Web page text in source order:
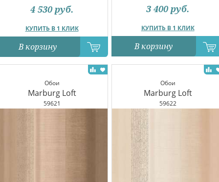
КУПИТЬ В 1 КЛИК
4 530 руб.
В корзину
КУПИТЬ В 1 КЛИК
3 400 руб.
В корзину
Обои
Marburg Loft
59621
Обои
Marburg Loft
59622